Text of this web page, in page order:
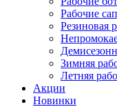
Рабочие
Резиновая
Зимняя
Летняя
Акции
Новинки